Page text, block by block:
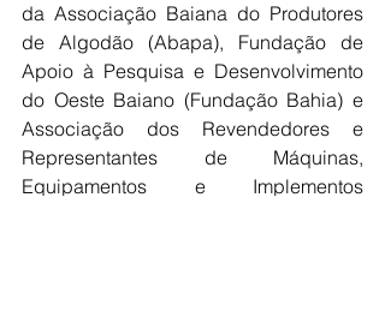
da Associação Baiana do Produtores
de Algodão (Abapa), Fundação de
Apoio à Pesquisa e Desenvolvimento
do Oeste Baiano (Fundação Bahia) e
Associação dos Revendedores e
Representantes de Máquinas,
Equipamentos e Implementos